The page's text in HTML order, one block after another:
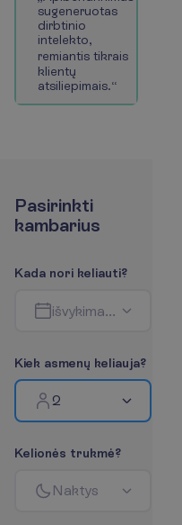
sugeneruotas
dirbtinio
intelekto,
remiantis tikrais
klientų
atsiliepimais.“
Pasirinkti
kambarius
Kada nori keliauti?
išvykimas g
Kiek asmenų keliauja?
2
Kelionės trukmė?
Naktys